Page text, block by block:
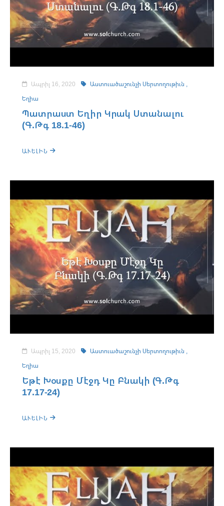
Ապրիլ 16, 2020
Աստուածաշունչի Սերտողութիւն ,
Եղիա
Պատրաստ Եղիր Կրակ Ստանալու
(Գ.Թգ 18.1-46)
ԱՒԵԼԻՆ
Ապրիլ 15, 2020
Աստուածաշունչի Սերտողութիւն ,
Եղիա
Եթէ Խօսքը Մէջդ Կը Բնակի (Գ.Թգ
17.17-24)
ԱՒԵԼԻՆ